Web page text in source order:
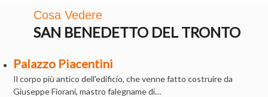
Cosa Vedere
SAN BENEDETTO DEL TRONTO
Palazzo Piacentini
Il corpo più antico dell'edificio, che venne fatto costruire da
Giuseppe Fiorani, mastro falegname di…